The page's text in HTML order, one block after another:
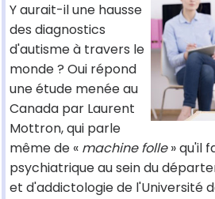
Y aurait-il une hausse
des diagnostics
d'autisme à travers le
monde ? Oui répond
une étude menée au
Canada par Laurent
Mottron, qui parle
même de « machine folle» qu'il
psychiatrique au sein du
et d'addictologie de l'Université